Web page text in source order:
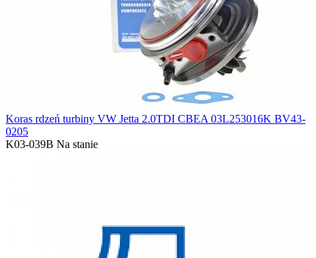
Koras rdzeń turbiny VW Jetta 2.0TDI CBEA 03L253016K BV43-
0205
K03-039B Na stanie